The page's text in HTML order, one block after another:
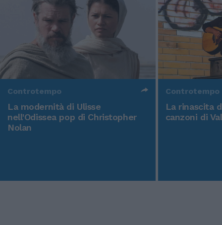
Controtempo
La modernità di Ulisse
nell'Odissea pop di Christopher
Nolan
Controtempo
La rinascita
canzoni di